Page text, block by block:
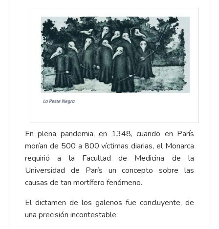
En plena pandemia, en 1348, cuando en París
morían de 500 a 800 víctimas diarias, el Monarca
requirió a la Facultad de Medicina de la
Universidad de París un concepto sobre las
causas de tan mortífero fenómeno.
El dictamen de los galenos fue concluyente, de
una precisión incontestable: